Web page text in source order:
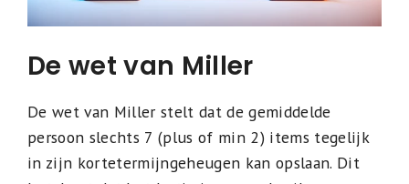
De wet van Miller
De wet van Miller stelt dat de gemiddelde
persoon slechts 7 (plus of min 2) items tegelijk
in zijn kortetermijngeheugen kan opslaan. Dit